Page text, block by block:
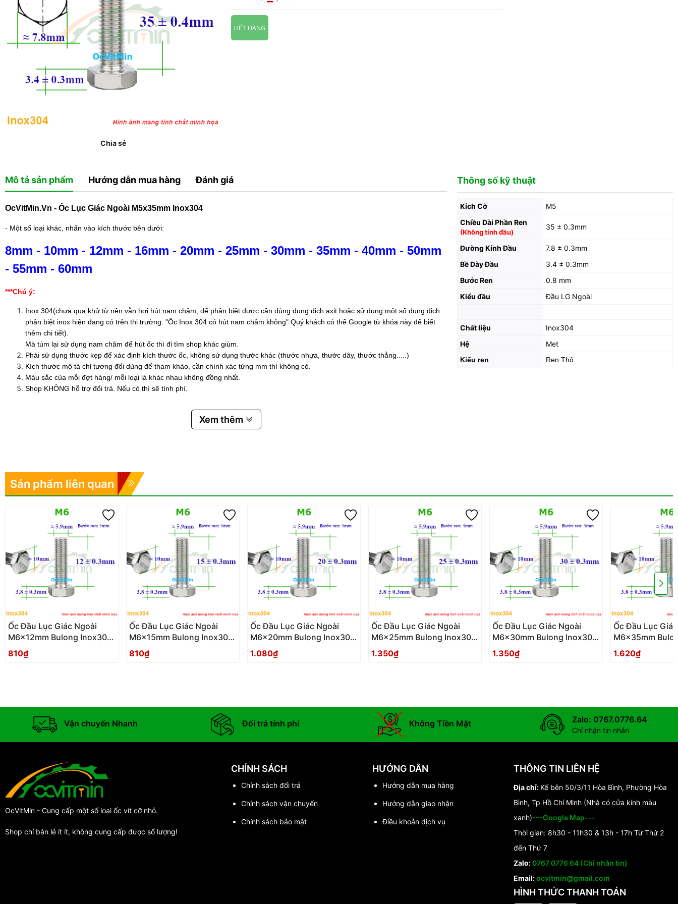
Chia sẻ
HẾT HÀNG
Mô tả sản phẩm Hướng dẫn mua hàng Đánh giá
OcVitMin.Vn - Ốc Lục Giác Ngoài M5x35mm Inox304
- Một số loại khác, nhấn vào kích thước bên dưới:
8mm - 10mm - 12mm - 16mm - 20mm - 25mm - 30mm - 35mm - 40mm - 50mm
- 55mm - 60mm
***Chú ý:
Inox 304(chưa qua khử từ nên vẫn hơi hút nam châm, để phân biệt được cần dùng dung dịch axit hoặc sử dụng một số dung dịch
phân biệt inox hiện đang có trên thị trường. "Ốc Inox 304 có hút nam châm không" Quý khách có thể Google từ khóa này để biết
thêm chi tiết).
Mà túm lại sử dụng nam châm để hút ốc thì đi tìm shop khác giùm.
Phải sử dụng thước kẹp để xác định kích thước ốc, không sử dụng thước khác (thước nhựa, thước dây, thước thẳng.....)
Kích thước mô tả chỉ tương đối dùng để tham khảo, cần chính xác từng mm thì không có.
Màu sắc của mỗi đợt hàng/ mỗi loại là khác nhau không đồng nhất.
Shop KHÔNG hỗ trợ đổi trả. Nếu có thì sẽ tính phí.
Xem thêm
Thông số kỹ thuật
Kích Cỡ
M5
Chiều Dài Phần Ren
(Không tính đầu)
35 ± 0.3mm
Đường Kính Đầu
7.8 ± 0.3mm
Bề Dày Đầu
3.4 ± 0.3mm
Bước Ren
0.8 mm
Kiểu đầu
Đầu LG Ngoài
Chất liệu
Inox304
Hệ
Met
Kiểu ren Ren Thô
Sản phẩm liên quan
Ốc Đầu Lục Giác Ngoài
M6x12mm Bulong Inox304
- Oc Dau Luc Giac Ngoai
810₫
Ốc Đầu Lục Giác Ngoài
M6x15mm Bulong Inox304
- Oc Dau Luc Giac Ngoai
810₫
Ốc Đầu Lục Giác Ngoài
M6x20mm Bulong Inox304
- Oc Dau Luc Giac Ngoai
1.080₫
Ốc Đầu Lục Giác Ngoài
M6x25mm Bulong Inox304
- Oc Dau Luc Giac Ngoai
1.350₫
Ốc Đầu Lục Giác Ngoài
M6x30mm Bulong Inox304
- Oc Dau Luc Giac Ngoai
1.350₫
Ốc Đầu Lục
M6x35mm
- Oc Dau Luc
1.620₫
Vận chuyển Nhanh Đổi trả tính phí Không Tiền Mặt Zalo: 0767.0776.64
Chỉ nhận tin nhắn
OcVitMin - Cung cấp một số loại ốc vít cỡ nhỏ.
Shop chỉ bán lẻ ít ít, không cung cấp được số lượng!
CHÍNH SÁCH
Chính sách đổi trả
Chính sách vận chuyển
Chính sách bảo mật
HƯỚNG DẪN
Hướng dẫn mua hàng
Hướng dẫn giao nhận
Điều khoản dịch vụ
THÔNG TIN LIÊN HỆ
Địa chỉ: Kế bên 50/3/11 Hòa Bình, Phường Hòa
Bình, Tp Hồ Chí Minh (Nhà có cửa kính màu
xanh)---Google Map---
Thời gian: 8h30 - 11h30 & 13h - 17h Từ Thứ 2
đến Thứ 7
Zalo:0767 0776 64 (Chỉ nhắn tin)
Email:ocvitmin@gmail.com
HÌNH THỨC THANH TOÁN